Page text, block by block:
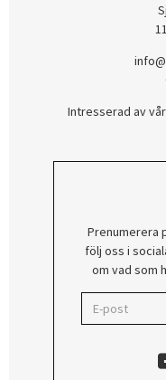
Intresserad av
Prenumerera
följ oss i
om vad som